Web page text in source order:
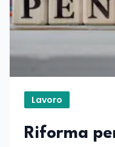
Lavoro
Riforma